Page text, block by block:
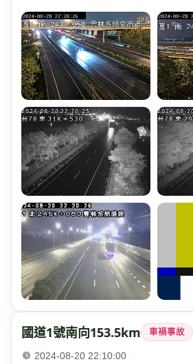
國道1號南向153.5km 車禍事故
2024-08-20 22:10:00
·